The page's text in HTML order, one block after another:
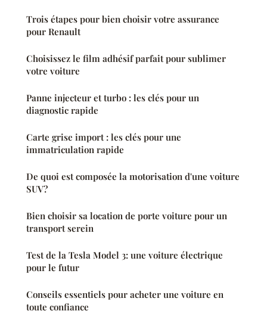
Trois étapes pour bien choisir votre assurance
pour Renault
Choisissez le film adhésif parfait pour sublimer
votre voiture
Panne injecteur et turbo : les clés pour un
diagnostic rapide
Carte grise import : les clés pour une
immatriculation rapide
De quoi est composée la motorisation d'une voiture
SUV?
Bien choisir sa location de porte voiture pour un
transport serein
Test de la Tesla Model 3: une voiture électrique
pour le futur
Conseils essentiels pour acheter une voiture en
toute confiance